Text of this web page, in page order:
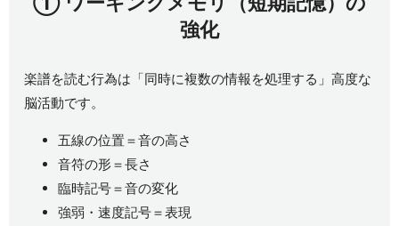
強化
楽譜を読む行為は「同時に複数の情報を処理する」高度な
脳活動です。
五線の位置＝音の高さ
音符の形＝長さ
臨時記号＝音の変化
強弱・速度記号＝表現